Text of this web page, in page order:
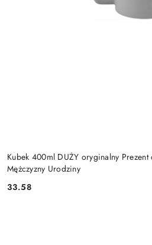
Kubek 400ml DUŻY oryginalny
Mężczyzny Urodziny
Cena:
33.58